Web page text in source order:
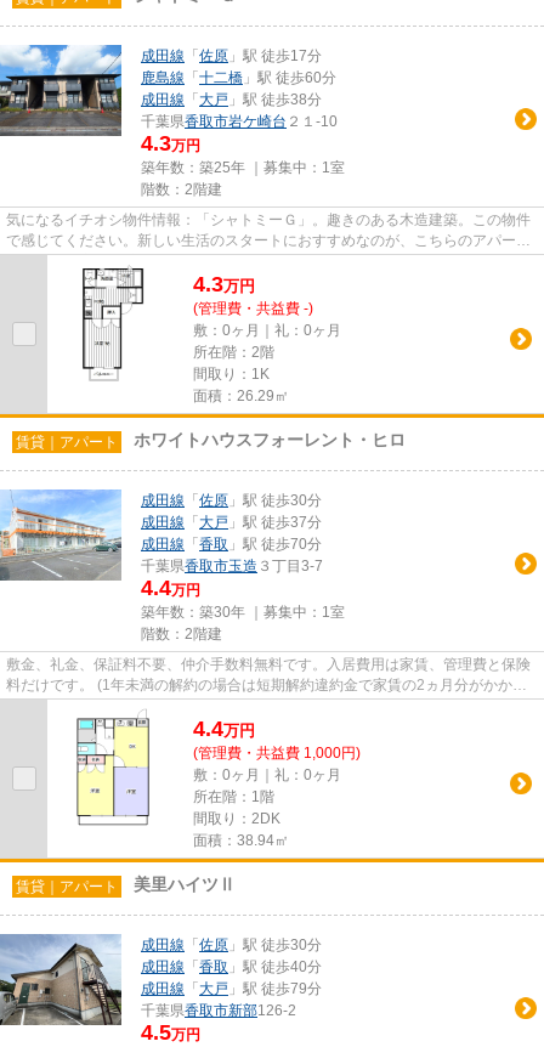
成田線 「 佐原 」駅 徒歩17分
鹿島線 「 十二橋 」駅 徒歩60分
成田線 「 大戸 」駅 徒歩38分
千葉県香取市岩ケ崎台 ２１-10
4.3万円
築年数：築25年 ｜募集中： 1室
階数：2階建
気になるイチオシ物件情報：「シャトミーＧ」。趣きのある木造建築。この物件
で感じてください。新しい生活のスタートにおすすめなのが、こちらのアパート
です。香取市の賃貸情報を豊...
4.3万円
(管理費・共益費 -)
敷：0ヶ月｜礼：0ヶ月
所在階：2階
間取り：1K
面積：26.29㎡
賃貸｜アパート ホワイトハウスフォーレント・ヒロ
成田線 「 佐原 」駅 徒歩30分
成田線 「 大戸 」駅 徒歩37分
成田線 「 香取 」駅 徒歩70分
千葉県香取市玉造 ３丁目3-7
4.4万円
築年数：築30年 ｜募集中： 1室
階数：2階建
敷金、礼金、保証料不要、仲介手数料無料です。入居費用は家賃、管理費と保険
料だけです。 (1年未満の解約の場合は短期解約違約金で家賃の2ヵ月分がかかり
ます。) 退去時のハウスクリ...
4.4万円
(管理費・共益費 1,000円)
敷：0ヶ月｜礼：0ヶ月
所在階：1階
間取り：2DK
面積：38.94㎡
賃貸｜アパート 美里ハイツⅡ
成田線 「 佐原 」駅 徒歩30分
成田線 「 香取 」駅 徒歩40分
成田線 「 大戸 」駅 徒歩79分
千葉県香取市新部126-2
4.5万円